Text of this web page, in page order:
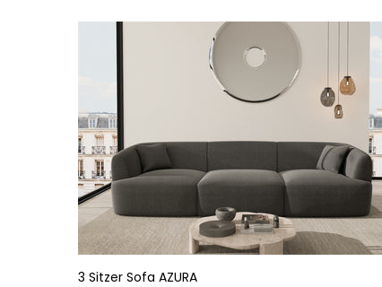
3 Sitzer Sofa AZURA